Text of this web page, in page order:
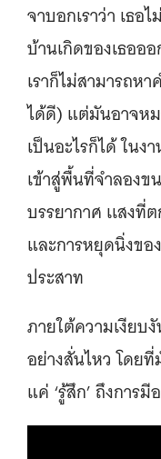
จาบอกเราว่า เธอ
บ้านเกิดของเธออ
เราก็ไม่สามารถห
ได้ดี) แต่มันอาจหม
เป็นอะไรก็ได้ ในง
เข้าสู่พื้นที่จำลอง
บรรยากาศ เเสงที่
และการหยุดนิ่งขอ
ประสาท
ภายใต้ความเงียบ
อย่างสั่นไหว โดยที่
แค่ ‘รู้สึก’ ถึงการ